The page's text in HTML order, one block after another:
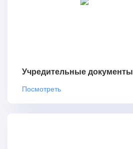
Учредительные документы
Посмотреть